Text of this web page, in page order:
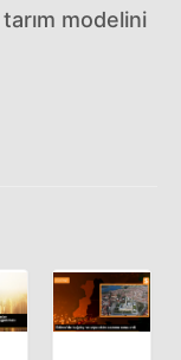
modelini